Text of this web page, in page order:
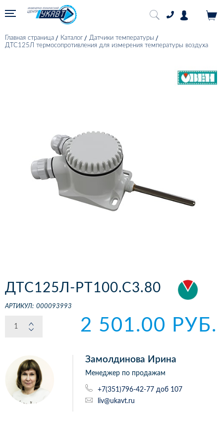
Главная страница Каталог
Датчики температуры
ДТС125Л термосопротивления для измерения температуры воздуха
ДТС125Л-РТ100.С3.80
АРТИКУЛ: 000093993
2 501.00 РУБ.
Замолдинова Ирина
Менеджер по продажам
+7(351)796-42-77 доб 107
liv@ukavt.ru